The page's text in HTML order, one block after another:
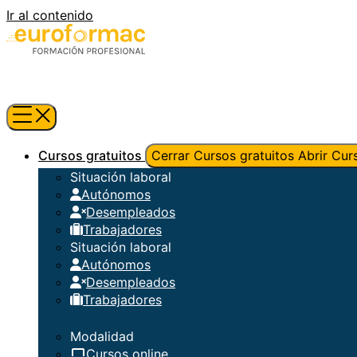
Ir al contenido
Cursos gratuitos Cerrar Cursos gratuitos Abrir
Situación laboral
Autónomos
Desempleados
Trabajadores
Situación laboral
Autónomos
Desempleados
Trabajadores
Modalidad
Cursos online